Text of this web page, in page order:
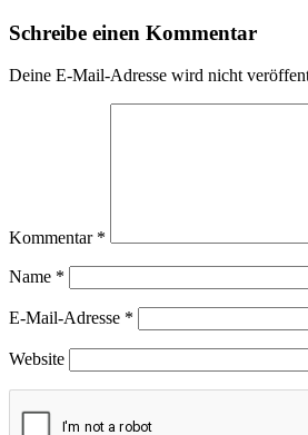
Schreibe einen Kommentar
Deine E-Mail-Adresse wird nicht
Kommentar *
Name *
E-Mail-Adresse *
Website